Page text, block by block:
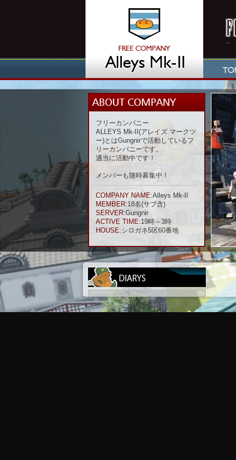
フリーカンパニー
ALLEYS Mk-II(アレイズ マークツ
ー)とはGungnirで活動しているフ
リーカンパニーです。
適当に活動中です！
メンバーも随時募集中！
COMPANY NAME:Alleys Mk-II
MEMBER:18名(サブ含)
SERVER:Gungnir
ACTIVE TIME:19時～3時
HOUSE:シロガネ5区60番地